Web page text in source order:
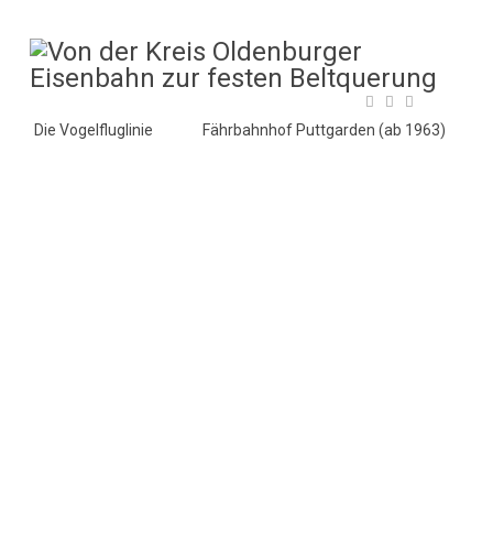
Die Vogelfluglinie Fährbahnhof Puttgarden (ab 1963)